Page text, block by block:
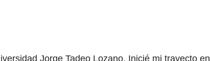
Jorge Tadeo Lozano. Inicié mi trayecto en